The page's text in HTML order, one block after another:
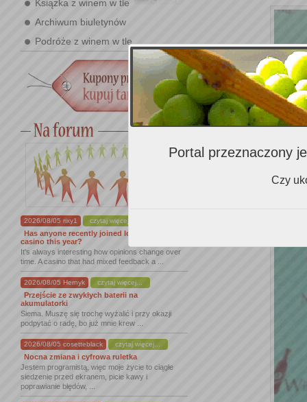
Książka z winem w tle
Archiwum biuletynów
Podróże z winem w tle
2026/08/05 rixy1 czytaj więcej...
Has anyone recently joined lordofspins
casino this year?
It's always interesting how opinions change over
time. A casino that had mixed feedback a ...
2026/08/05 Hernyk czytaj więcej...
Przejście ze zwykłych baterii na
akumulatorki
Siema. Muszę się trochę wyżalić i przy okazji
podpytać o radę, bo już mnie krew ...
2026/08/05 cosetteblack czytaj więcej...
Nocna zmiana i cyfrowa ruletka
Jestem programistą, więc moje życie to ciągłe
siedzenie przed ekranem, picie kawy i
poprawianie błędów, ...
Portal przeznaczony
Czy